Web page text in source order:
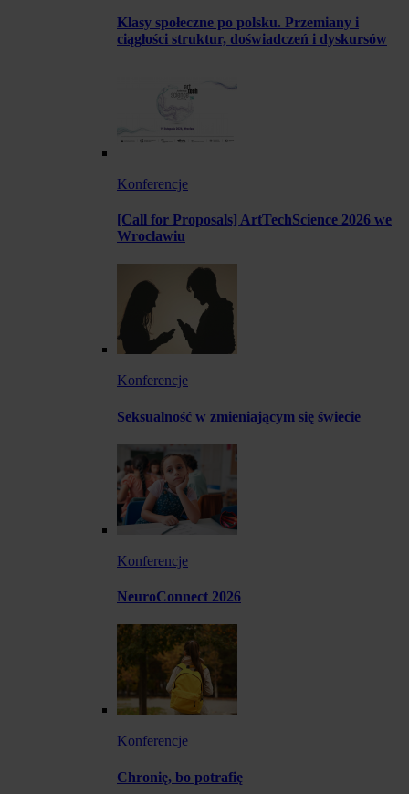
Klasy społeczne po polsku. Przemiany i
ciągłości struktur, doświadczeń i dyskursów
Konferencje
[Call for Proposals] ArtTechScience 2026 we
Wrocławiu
Konferencje
Seksualność w zmieniającym się świecie
Konferencje
NeuroConnect 2026
Konferencje
Chronię, bo potrafię